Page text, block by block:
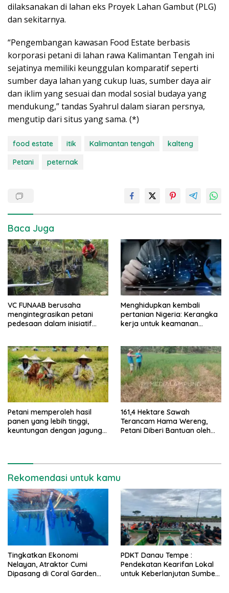
dilaksanakan di lahan eks Proyek Lahan Gambut (PLG)
dan sekitarnya.
“Pengembangan kawasan Food Estate berbasis
korporasi petani di lahan rawa Kalimantan Tengah ini
sejatinya memiliki keunggulan komparatif seperti
sumber daya lahan yang cukup luas, sumber daya air
dan iklim yang sesuai dan modal sosial budaya yang
mendukung,” tandas Syahrul dalam siaran persnya,
mengutip dari situs yang sama. (*)
food estate itik Kalimantan tengah
kalteng
Petani
peternak
Baca Juga
VC FUNAAB berusaha
mengintegrasikan petani
pedesaan dalam inisiatif
Menghidupkan kembali
pertanian Nigeria: Kerangka
kerja untuk keamanan
Petani memperoleh hasil
panen yang lebih tinggi,
keuntungan dengan jagung
161,4 Hektare Sawah
Terancam Hama Wereng,
Petani Diberi Bantuan oleh
Rekomendasi untuk kamu
Tingkatkan Ekonomi
Nelayan, Atraktor Cumi
Dipasang di Coral Garden
PDKT Danau Tempe :
Pendekatan Kearifan Lokal
untuk Keberlanjutan Sumber